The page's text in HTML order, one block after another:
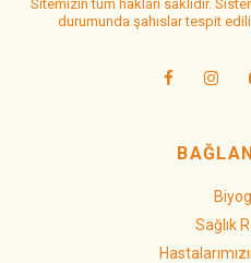
Sitemizin tüm hakları saklıdır.
durumunda şahıslar tespit
Sağlık